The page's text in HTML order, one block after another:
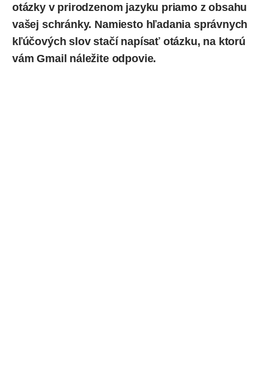
otázky v prirodzenom jazyku priamo z obsahu
vašej schránky. Namiesto hľadania správnych
kľúčových slov stačí napísať otázku, na ktorú
vám Gmail náležite odpovie.